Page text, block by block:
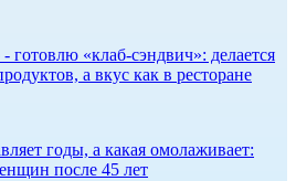
готовлю «клаб-сэндвич»: делается
а вкус как в ресторане
годы, а какая омолаживает:
после 45 лет